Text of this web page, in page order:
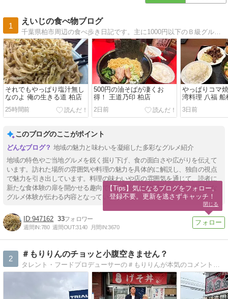
1
えいじの食べ物ブログ
千葉県柏市周辺の食べ歩き日記です。主に1000円以下のＢ級グルメの食べ歩きを紹介しています。レイソル、ボートレースの話題も。
それでもやっぱり塩汁無し
なのよ 俺の生きる道 柏店
25時間前
500円の油そばが凄くお
得！ 王道乃印 柏店
2日前
やっぱりコマ
湾料理 八福 船
3日前
このブログのここがポイント
地域の魅力と味わいを凝縮した多彩なグルメ紹介
地域の特色やご当地グルメを鋭く掘り下げ、食の面白さや広がりを伝えて
います。訪れた場所の雰囲気や料理の魅力を具体的に解説し、独自の視点
で魅力を引き出しています。料理の味わいや店の雰囲気を通じて、読者に
新たな食体験の扉を開かせる趣向です。柔らかな表現とともに、リアルな
グルメ体験が伝わる内容となっています。
947162 33
週間IN:780 週間OUT:3140 月間IN:3670
2
＃もりりんのチョッと小腹空きません？
タレント・フードプロデューサーの＃もりりんが本気のコメントで書いてます。（あくまでも個人的な感想ですけどね）夜中に見ちゃうとお腹がなっちゃうかも！youtube「森田仁のもりチャンネルりん」でも美味しいを発信中です。
【Tips】気になるブログをフォロー。
登録不要。更新を逃さずキャッチ！
閉じる